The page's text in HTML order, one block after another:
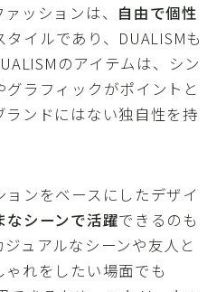
ッションは、 自由で個性
タイルであり、DUALISMも
のアイテムは、シン
ラフィックがポイントと
ンドにはない独自性を持
ンをベースにしたデザイ
なシーンで活躍できるのも
ュアルなシーンや友人と
れをしたい場面でも